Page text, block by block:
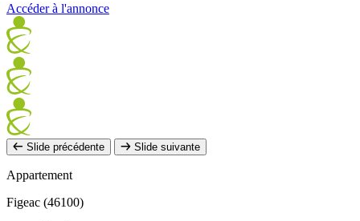
Accéder à l'annonce
Slide précédente Slide suivante
Appartement
Figeac (46100)